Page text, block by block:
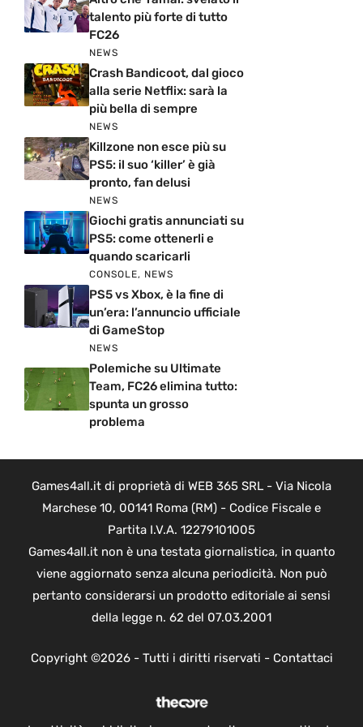
talento più forte di tutto
FC26
NEWS
Crash Bandicoot, dal gioco
alla serie Netflix: sarà la
più bella di sempre
NEWS
Killzone non esce più su
PS5: il suo ‘killer’ è già
pronto, fan delusi
NEWS
Giochi gratis annunciati su
PS5: come ottenerli e
quando scaricarli
CONSOLE, NEWS
PS5 vs Xbox, è la fine di
un’era: l’annuncio ufficiale
di GameStop
NEWS
Polemiche su Ultimate
Team, FC26 elimina tutto:
spunta un grosso
problema
Games4all.it di proprietà di WEB 365 SRL - Via Nicola
Marchese 10, 00141 Roma (RM) - Codice Fiscale e
Partita I.V.A. 12279101005
Games4all.it non è una testata giornalistica, in quanto
viene aggiornato senza alcuna periodicità. Non può
pertanto considerarsi un prodotto editoriale ai sensi
della legge n. 62 del 07.03.2001
Copyright ©2026 - Tutti i diritti riservati - Contattaci